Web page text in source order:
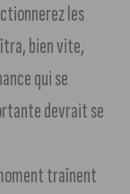
les
bien vite,
qui se
devrait se
traînent